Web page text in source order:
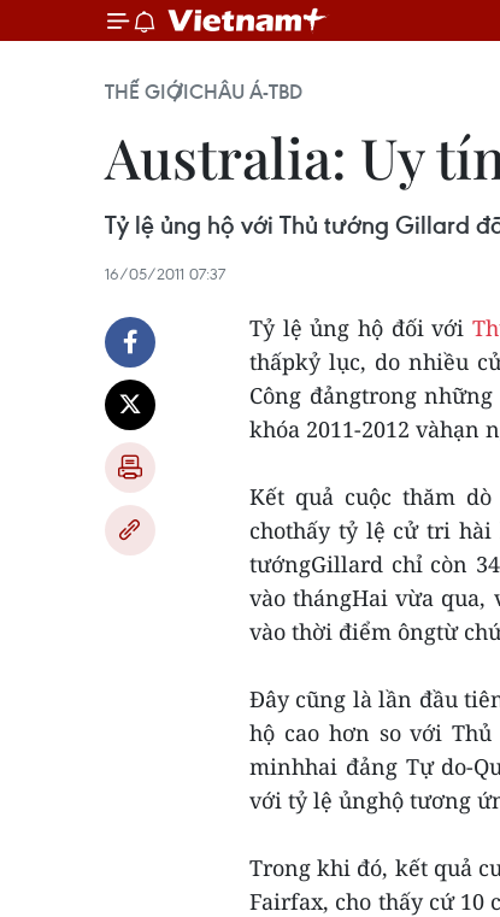
THẾ GIỚICHÂU Á-TBD
Australia: Uy
Tỷ lệ ủng hộ với Thủ tướng Gillard
16/05/2011 07:37
Tỷ lệ ủng hộ đối với
thấpkỷ lục, do nhiều
Công đảngtrong
khóa 2011-2012 vàhạn
Kết quả cuộc thăm
chothấy tỷ lệ cử tri hài
tướngGillard chỉ còn
vào thángHai vừa
vào thời điểm ôngtừ
Đây cũng là lần đầu
hộ cao hơn so với
minhhai đảng Tự do-
với tỷ lệ ủnghộ tương
Trong khi đó, kết quả
Fairfax, cho thấy cứ